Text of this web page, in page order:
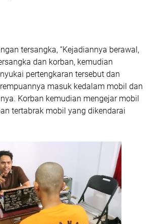
tersangka, “Kejadiannya berawal,
dan korban, kemudian
pertengkaran tersebut dan
masuk kedalam mobil dan
Korban kemudian mengejar mobil
tertabrak mobil yang dikendarai